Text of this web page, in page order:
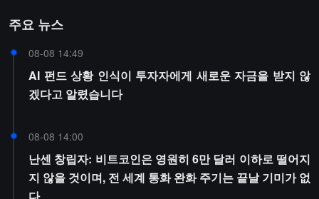
주요 뉴스
08-08 14:49
AI 펀드 상황 인식이 투자자에게 새로운 자금을 받지 않
겠다고 알렸습니다
08-08 14:00
난센 창립자: 비트코인은 영원히 6만 달러 이하로 떨어지
지 않을 것이며, 전 세계 통화 완화 주기는 끝날 기미가 없